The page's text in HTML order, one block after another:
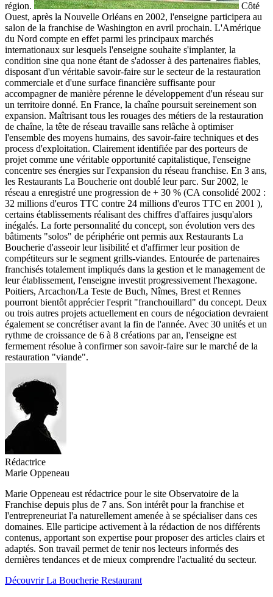
région.
Côté
Ouest, après la Nouvelle Orléans en 2002, l'enseigne participera au
salon de la franchise de Washington en avril prochain. L'Amérique
du Nord compte en effet parmi les principaux marchés
internationaux sur lesquels l'enseigne souhaite s'implanter, la
condition sine qua none étant de s'adosser à des partenaires fiables,
disposant d'un véritable savoir-faire sur le secteur de la restauration
commerciale et d'une surface financière suffisante pour
accompagner de manière pérenne le développement d'un réseau sur
un territoire donné. En France, la chaîne poursuit sereinement son
expansion. Maîtrisant tous les rouages des métiers de la restauration
de chaîne, la tête de réseau travaille sans relâche à optimiser
l'ensemble des moyens humains, des savoir-faire techniques et des
process d'exploitation. Clairement identifiée par des porteurs de
projet comme une véritable opportunité capitalistique, l'enseigne
concentre ses énergies sur l'expansion du réseau franchise. En 3 ans,
les Restaurants La Boucherie ont doublé leur parc. Sur 2002, le
réseau a enregistré une progression de + 30 % (CA consolidé 2002 :
32 millions d'euros TTC contre 24 millions d'euros TTC en 2001 ),
certains établissements réalisant des chiffres d'affaires jusqu'alors
inégalés. La forte personnalité du concept, son évolution vers des
bâtiments "solos" de périphérie ont permis aux Restaurants La
Boucherie d'asseoir leur lisibilité et d'affirmer leur position de
compétiteurs sur le segment grills-viandes. Entourée de partenaires
franchisés totalement impliqués dans la gestion et le management de
leur établissement, l'enseigne investit progressivement l'hexagone.
Poitiers, Arcachon/La Teste de Buch, Nîmes, Brest et Rennes
pourront bientôt apprécier l'esprit "franchouillard" du concept. Deux
ou trois autres projets actuellement en cours de négociation devraient
également se concrétiser avant la fin de l'année. Avec 30 unités et un
rythme de croissance de 6 à 8 créations par an, l'enseigne est
fermement résolue à confirmer son savoir-faire sur le marché de la
restauration "viande".
Rédactrice
Marie Oppeneau
Marie Oppeneau est rédactrice pour le site Observatoire de la
Franchise depuis plus de 7 ans. Son intérêt pour la franchise et
l'entrepreneuriat l'a naturellement amenée à se spécialiser dans ces
domaines. Elle participe activement à la rédaction de nos différents
contenus, apportant son expertise pour proposer des articles clairs et
adaptés. Son travail permet de tenir nos lecteurs informés des
dernières tendances et de mieux comprendre l'actualité du secteur.
Découvrir La Boucherie Restaurant